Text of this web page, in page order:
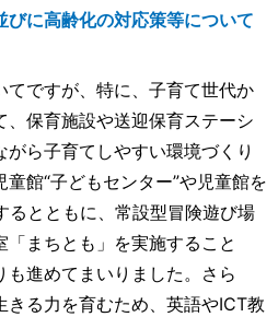
に高齢化の対応策等について
てですが、特に、子育て世代か
、保育施設や送迎保育ステーシ
がら子育てしやすい環境づくり
館“子どもセンター”や児童館を
るとともに、常設型冒険遊び場
まちとも」を実施すること
進めてまいりました。さら
きる力を育むため、英語やICT教